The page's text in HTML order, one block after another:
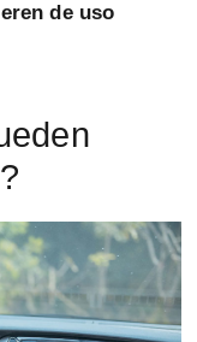
de uso